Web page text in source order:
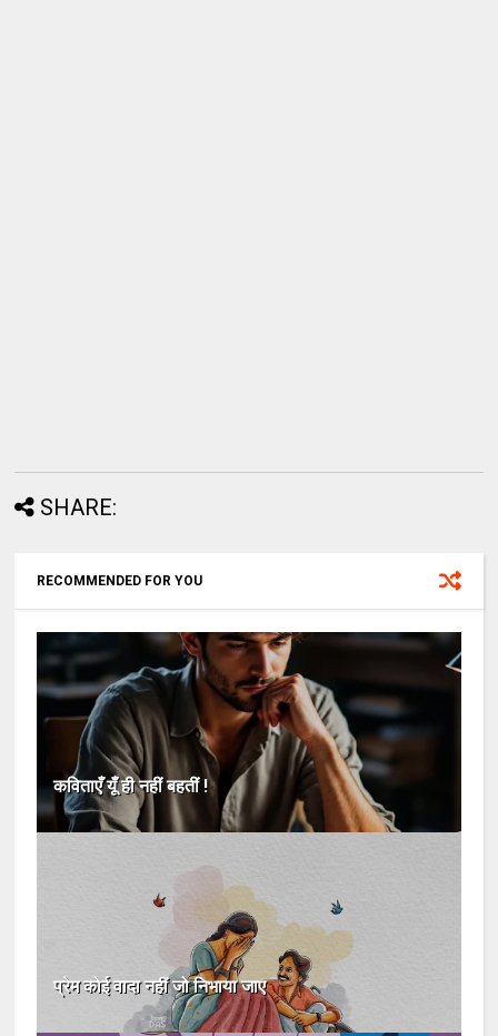
SHARE:
RECOMMENDED FOR YOU
कविताएँ यूँ ही नहीं बहतीं !
प्रेम कोई वादा नहीं जो निभाया जाए